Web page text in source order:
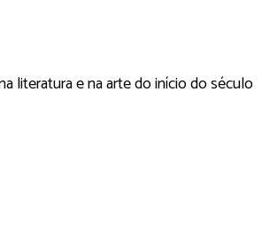
literatura e na arte do início do século